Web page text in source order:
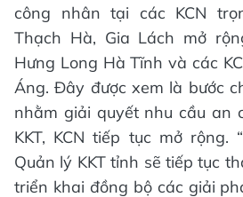
công nhân tại các KCN
Thạch Hà, Gia Lách mở
Hưng Long Hà Tĩnh và các
Áng. Đây được xem là bước
nhằm giải quyết nhu cầu an
KKT, KCN tiếp tục mở rộng.
Quản lý KKT tỉnh sẽ tiếp tục
triển khai đồng bộ các giải